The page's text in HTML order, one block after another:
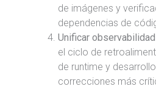
de imágenes y
dependencias de
Unificar
el ciclo de
de runtime y
correcciones más